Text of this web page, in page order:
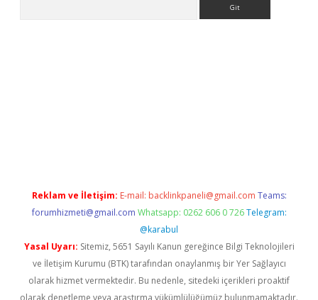
Reklam ve İletişim: E-mail: backlinkpaneli@gmail.com Teams:
forumhizmeti@gmail.com Whatsapp: 0262 606 0 726 Telegram:
@karabul
Yasal Uyarı: Sitemiz, 5651 Sayılı Kanun gereğince Bilgi Teknolojileri
ve İletişim Kurumu (BTK) tarafından onaylanmış bir Yer Sağlayıcı
olarak hizmet vermektedir. Bu nedenle, sitedeki içerikleri proaktif
olarak denetleme veya araştırma yükümlülüğümüz bulunmamaktadır.